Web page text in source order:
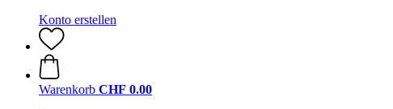
Konto erstellen
Warenkorb CHF 0.00